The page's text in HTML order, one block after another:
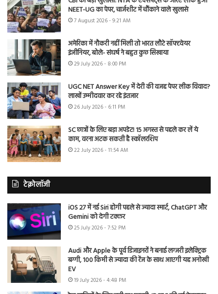
NEET-UG का पेपर, चार्जशीट में चौंकाने वाले खुलासे
7 August 2026 - 9:21 AM
अमेरिका में नौकरी नहीं मिली तो भारत लौटे सॉफ्टवेयर
इंजीनियर, बोले- संघर्ष ने बहुत कुछ सिखाया
29 July 2026 - 8:00 PM
UGC NET Answer Key में देरी की वजह पेपर लीक विवाद?
लाखों उम्मीदवार कर रहे इंतजार
26 July 2026 - 6:11 PM
SC छात्रों के लिए बड़ा अपडेट! 15 अगस्त से पहले कर लें ये
काम, वरना अटक सकती है स्कॉलरशिप
22 July 2026 - 11:54 AM
टेक्नोलॉजी
iOS 27 में नई Siri होगी पहले से ज्यादा स्मार्ट, ChatGPT और
Gemini को देगी टक्कर
25 July 2026 - 7:52 PM
Audi और Apple के पूर्व डिजाइनरों ने बनाई लग्जरी इलेक्ट्रिक
बग्गी, 100 किमी से ज्यादा की रेंज के साथ आएगी यह अनोखी
EV
19 July 2026 - 4:48 PM